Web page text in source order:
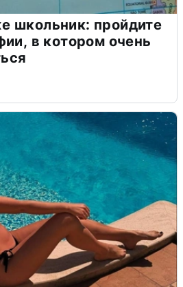
школьник: пройдите
в котором очень